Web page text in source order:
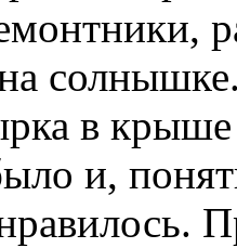
на
в крыше
и,